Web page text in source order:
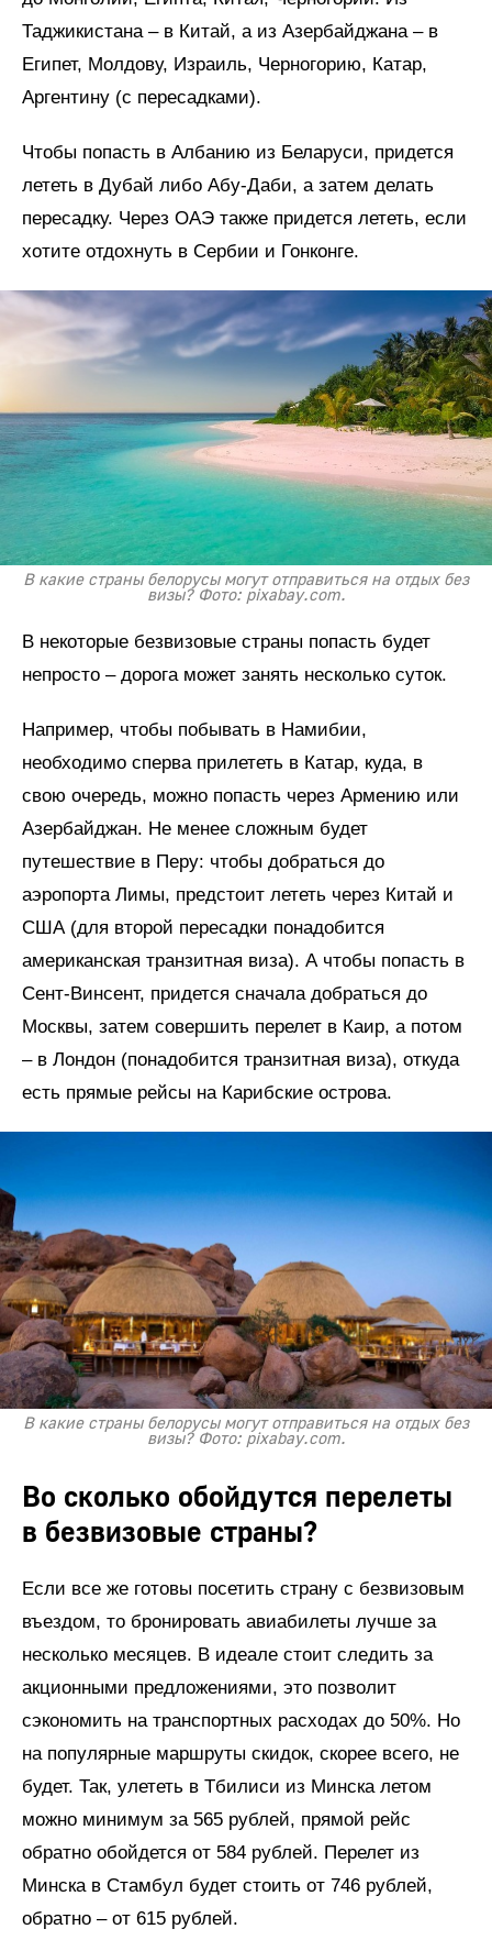
Таджикистана – в Китай, а из Азербайджана – в
Египет, Молдову, Израиль, Черногорию, Катар,
Аргентину (с пересадками).
Чтобы попасть в Албанию из Беларуси, придется
лететь в Дубай либо Абу-Даби, а затем делать
пересадку. Через ОАЭ также придется лететь, если
хотите отдохнуть в Сербии и Гонконге.
В какие страны белорусы могут отправиться на отдых без
визы? Фото: pixabay.com.
В некоторые безвизовые страны попасть будет
непросто – дорога может занять несколько суток.
Например, чтобы побывать в Намибии,
необходимо сперва прилететь в Катар, куда, в
свою очередь, можно попасть через Армению или
Азербайджан. Не менее сложным будет
путешествие в Перу: чтобы добраться до
аэропорта Лимы, предстоит лететь через Китай и
США (для второй пересадки понадобится
американская транзитная виза). А чтобы попасть в
Сент-Винсент, придется сначала добраться до
Москвы, затем совершить перелет в Каир, а потом
– в Лондон (понадобится транзитная виза), откуда
есть прямые рейсы на Карибские острова.
В какие страны белорусы могут отправиться на отдых без
визы? Фото: pixabay.com.
Во сколько обойдутся перелеты
в безвизовые страны?
Если все же готовы посетить страну с безвизовым
въездом, то бронировать авиабилеты лучше за
несколько месяцев. В идеале стоит следить за
акционными предложениями, это позволит
сэкономить на транспортных расходах до 50%. Но
на популярные маршруты скидок, скорее всего, не
будет. Так, улететь в Тбилиси из Минска летом
можно минимум за 565 рублей, прямой рейс
обратно обойдется от 584 рублей. Перелет из
Минска в Стамбул будет стоить от 746 рублей,
обратно – от 615 рублей.